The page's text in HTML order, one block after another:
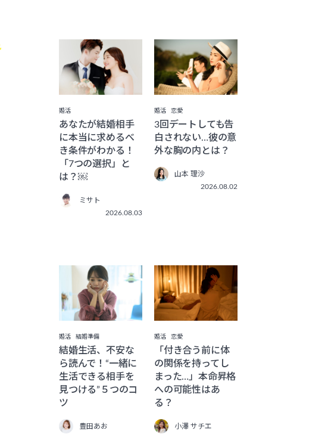
婚活
あなたが結婚相手
に本当に求めるべ
き条件がわかる！
「7つの選択」と
は？￼
ミサト
2026.08.03
婚活 恋愛
3回デートしても告
白されない…彼の意
外な胸の内とは？
山本 理沙
2026.08.02
婚活 結婚準備
結婚生活、不安な
ら読んで！“一緒に
生活できる相手を
見つける”５つのコ
ツ
豊田あお
婚活 恋愛
「付き合う前に体
の関係を持ってし
まった…」本命昇格
への可能性はあ
る？
小澤 サチエ